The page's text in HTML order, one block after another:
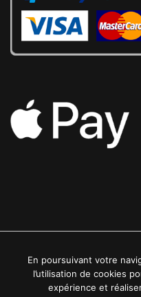
2022 ©
En poursuivant votre
l’utilisation de cookies
expérience et